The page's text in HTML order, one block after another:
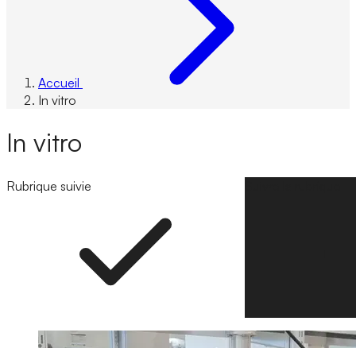
Accueil
In vitro
In vitro
Rubrique suivie